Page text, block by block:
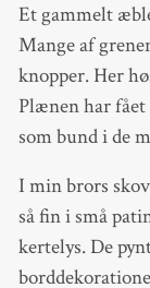
Et gammelt
Mange af
knopper. Her
Plænen har
som bund i de
I min brors
så fin i små
kertelys. De